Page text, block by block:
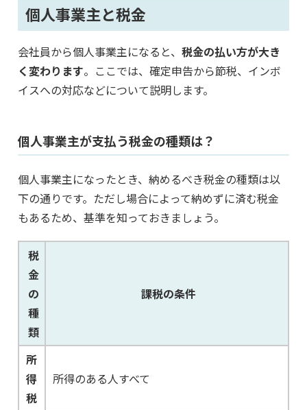
個人事業主と税金
会社員から個人事業主になると、 税金の払い方が大き
く変わります。ここでは、確定申告から節税、インボ
イスへの対応などについて説明します。
個人事業主が支払う税金の種類は？
個人事業主になったとき、納めるべき税金の種類は以
下の通りです。ただし場合によって納めずに済む税金
もあるため、基準を知っておきましょう。
税
金
の
種
類
課税の条件
所
得
税
所得のある人すべて